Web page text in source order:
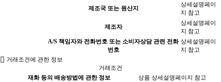
제조국 또는 원산지
상세설명페이
지 참고
제조자
상세설명페이
지 참고
A/S 책임자와 전화번호 또는 소비자상담 관련 전화
번호
상세설명페이
지 참고
거래조건에 관한 정보
거래조건
재화 등의 배송방법에 관한 정보
상품 상세설명페이지 참고